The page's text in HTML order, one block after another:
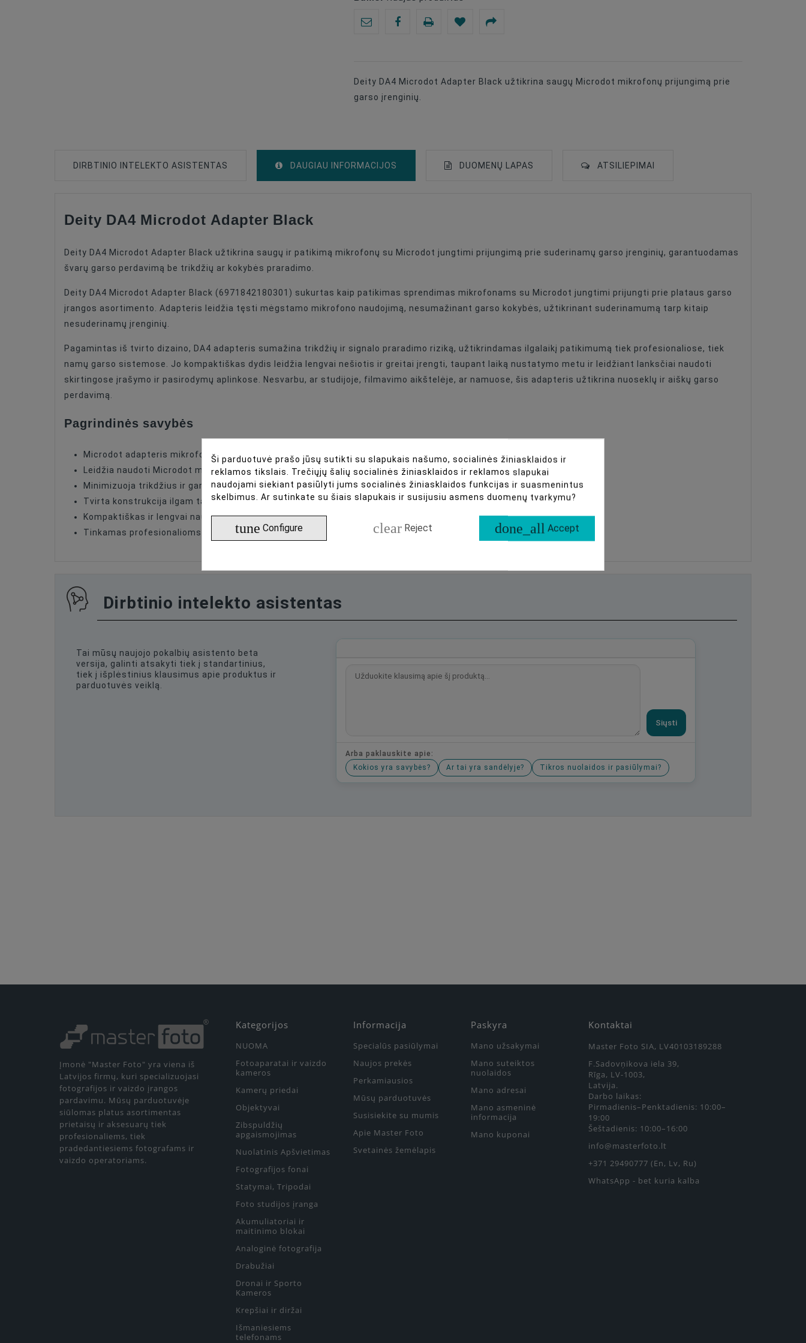
Deity DA4 Microdot Adapter Black užtikrina saugų Microdot mikrofonų prijungimą prie
garso įrenginių.
DIRBTINIO INTELEKTO ASISTENTAS DAUGIAU INFORMACIJOS DUOMENŲ LAPAS ATSILIEPIMAI
Type Of Product
Color
Color Juoda (standartinė)
Deity DA4 Microdot Adapter Black
Deity DA4 Microdot Adapter Black užtikrina saugų ir patikimą mikrofonų su Microdot jungtimi prijungimą prie suderinamų garso įrenginių, garantuodamas
švarų garso perdavimą be trikdžių ar kokybės praradimo.
Deity DA4 Microdot Adapter Black (6971842180301) sukurtas kaip patikimas sprendimas mikrofonams su Microdot jungtimi prijungti prie plataus garso
įrangos asortimento. Adapteris leidžia tęsti mėgstamo mikrofono naudojimą, nesumažinant garso kokybės, užtikrinant suderinamumą tarp kitaip
nesuderinamų įrenginių.
Pagamintas iš tvirto dizaino, DA4 adapteris sumažina trikdžių ir signalo praradimo riziką, užtikrindamas ilgalaikį patikimumą tiek profesionaliose, tiek
namų garso sistemose. Jo kompaktiškas dydis leidžia lengvai nešiotis ir greitai įrengti, taupant laiką nustatymo metu ir leidžiant lanksčiai naudoti
skirtingose įrašymo ir pasirodymų aplinkose. Nesvarbu, ar studijoje, filmavimo aikštelėje, ar namuose, šis adapteris užtikrina nuoseklų ir aiškų garso
perdavimą.
Pagrindinės savybės
Microdot adapteris mikrofonų prijungimui
Leidžia naudoti Microdot mikrofonus su suderinamomis įrangomis
Minimizuoja trikdžius ir garso kokybės praradimą
Tvirta konstrukcija ilgam tarnavimo laikui
Kompaktiškas ir lengvai naudojamas
Tinkamas profesionalioms ir namų garso programoms
Dirbtinio intelekto asistentas
Tai mūsų naujojo pokalbių asistento beta
versija, galinti atsakyti tiek į standartinius,
tiek į išplėstinius klausimus apie produktus ir
parduotuvės veiklą.
Siųsti
Arba paklauskite apie:
Kokios yra savybės?
Ar tai yra sandėlyje? Tikros nuolaidos ir pasiūlymai?
Įmonė "Master Foto" yra viena iš
Latvijos firmų, kuri specializuojasi
fotografijos ir vaizdo įrangos
pardavimu. Mūsų parduotuvėje
siūlomas platus asortimentas
prietaisų ir aksesuarų tiek
profesionaliems, tiek
pradedantiesiems fotografams ir
vaizdo operatoriams.
Kategorijos
NUOMA
Fotoaparatai ir vaizdo
kameros
Kamerų priedai
Objektyvai
Zibspuldžių
apgaismojimas
Nuolatinis Apšvietimas
Fotografijos fonai
Statymai, Tripodai
Foto studijos įranga
Akumuliatoriai ir
maitinimo blokai
Analoginė fotografija
Drabužiai
Dronai ir Sporto
Kameros
Krepšiai ir diržai
Išmaniesiems
telefonams
Informacija
Specialūs pasiūlymai
Naujos prekės
Perkamiausios
Mūsų parduotuvės
Susisiekite su mumis
Apie Master Foto
Svetainės žemėlapis
Paskyra
Mano užsakymai
Mano suteiktos
nuolaidos
Mano adresai
Mano asmeninė
informacija
Mano kuponai
Kontaktai
Master Foto SIA, LV40103189288
F.Sadovņikova iela 39,
Rīga, LV-1003,
Latvija.
Darbo laikas:
Pirmadienis–Penktadienis: 10:00–
19:00
Šeštadienis: 10:00–16:00
info@masterfoto.lt
+371 29490777 (En, Lv, Ru)
WhatsApp - bet kuria kalba
Ši parduotuvė prašo jūsų sutikti su slapukais našumo, socialinės žiniasklaidos ir
reklamos tikslais. Trečiųjų šalių socialinės žiniasklaidos ir reklamos slapukai
naudojami siekiant pasiūlyti jums socialinės žiniasklaidos funkcijas ir suasmenintus
skelbimus. Ar sutinkate su šiais slapukais ir susijusiu asmens duomenų tvarkymu?
tune Configure clear Reject done_all Accept